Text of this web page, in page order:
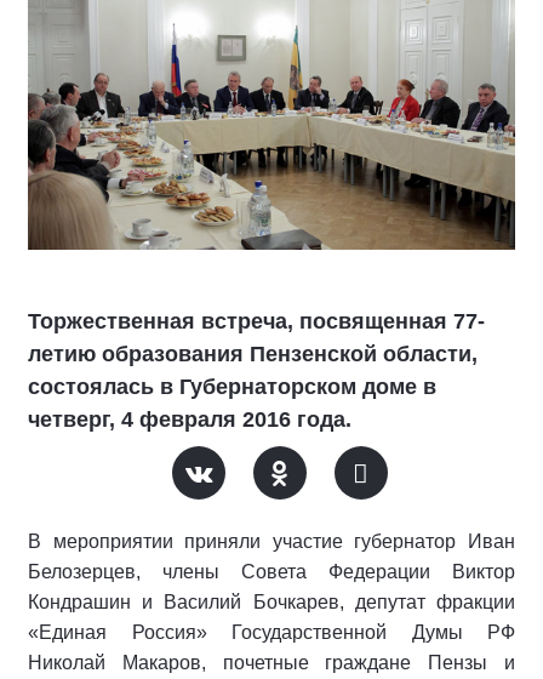
Торжественная встреча, посвященная 77-
летию образования Пензенской области,
состоялась в Губернаторском доме в
четверг, 4 февраля 2016 года.
В мероприятии приняли участие губернатор Иван
Белозерцев, члены Совета Федерации Виктор
Кондрашин и Василий Бочкарев, депутат фракции
«Единая Россия» Государственной Думы РФ
Николай Макаров, почетные граждане Пензы и